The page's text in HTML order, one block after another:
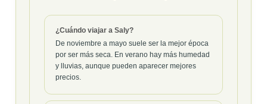
¿Cuándo viajar a Saly?
De noviembre a mayo suele ser la mejor época
por ser más seca. En verano hay más humedad
y lluvias, aunque pueden aparecer mejores
precios.